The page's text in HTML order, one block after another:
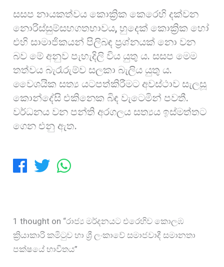
සසප නායකත්වය කොක්‍රික කෙරෙහි දක්වන
නොරිස්සුම්සහගතභාවය, හුදෙක් කොක්‍රික හෝ
එහි සාමාජිකයන් පිලිබඳ ප්‍රශ්නයක් නො වන
බව මේ අනුව පැහැදිලි විය යුතු ය. සසප මෙම
තත්වය බැරෑරුම්ව සලකා බැලිය යුතු ය.
වෛශයික සත්‍ය යටපත්කිරීමට අවස්ථාව සැලසූ
කොන්දේසි එකිනෙක බිඳ වැටෙමින් පවතී.
වර්ධනය වන පන්ති අරගලය සත්‍යය ඉස්මත්තට
ගෙන එනු ඇත.
1 thought on “රාජ්‍ය මර්දනයට එරෙහිව කොලඹ
ක්‍රියාකාරි කමිටුව හා ශ්‍රී ලංකාවේ සමාජවාදී සමානතා
පක්ෂයේ භාවිතය”